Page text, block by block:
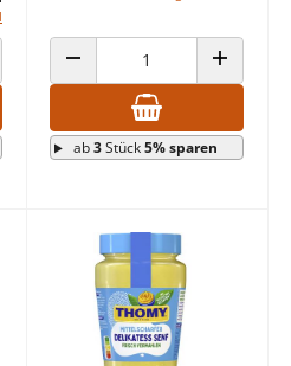
ERHÖHENANZAHL VERRINGERN ANZAHL
ab3Stück5% sparen